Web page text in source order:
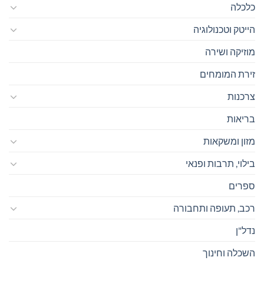
כלכלה
הייטק וטכנולוגיה
מוזיקה ושירה
זירת המומחים
צרכנות
בריאות
מזון ומשקאות
בילוי, תרבות ופנאי
ספרים
רכב, תעופה ותחבורה
נדל"ן
השכלה וחינוך